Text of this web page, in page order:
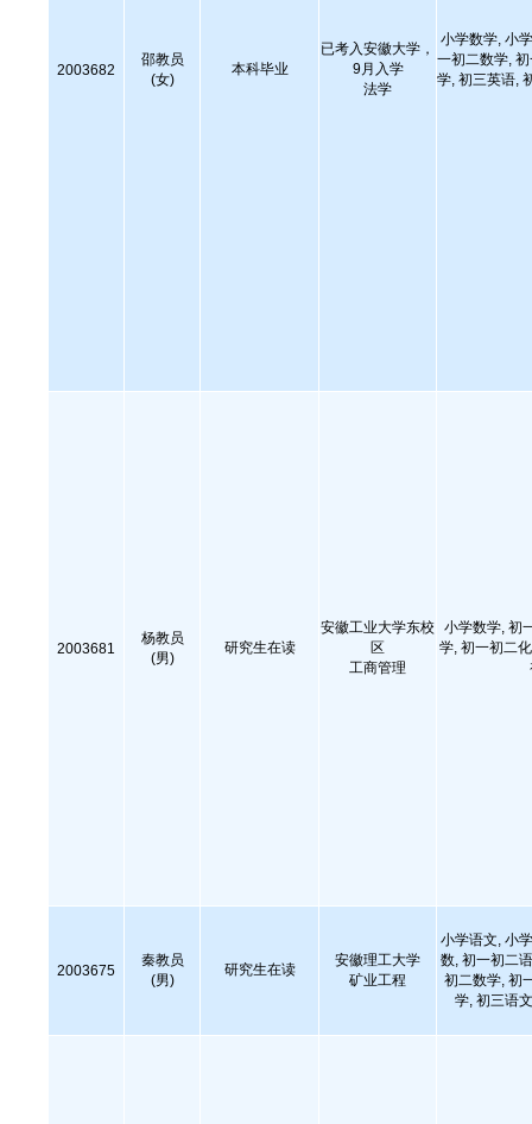
2003682
邵教员
(女)
本科毕业
已考入安徽大学，
9月入学
法学
小学数学, 小
一初二数学,
学, 初三英语,
2003681
杨教员
(男)
研究生在读
安徽工业大学东校
区
工商管理
小学数学, 初
学, 初一初二
2003675
秦教员
(男)
研究生在读
安徽理工大学
矿业工程
小学语文, 小
数, 初一初二
初二数学, 初
学, 初三语